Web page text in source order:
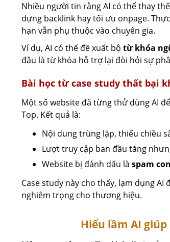
Nhiều người tin rằng AI có thể thay
dựng backlink hay tối ưu onpage.
hạn vẫn phụ thuộc vào chuyên gia.
Ví dụ, AI có thể đề xuất bộ từ khóa
đâu là từ khóa hỗ trợ lại đòi hỏi sự
Bài học từ case study thất bại
Một số website đã từng thử dùng AI
Top. Kết quả là:
Nội dung trùng lặp, thiếu chiều
Lượt truy cập ban đầu tăng
Website bị đánh dấu là spam
Case study này cho thấy, lạm dụng
nghiêm trọng cho thương hiệu.
Hiểu lầm AI